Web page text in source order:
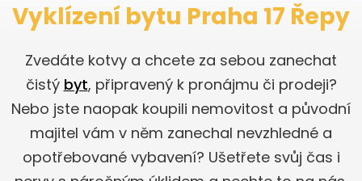
Vyklízení bytu Praha 17 Řepy
Zvedáte kotvy a chcete za sebou zanechat
čistý byt, připravený k pronájmu či prodeji?
Nebo jste naopak koupili nemovitost a původní
majitel vám v něm zanechal nevzhledné a
opotřebované vybavení? Ušetřete svůj čas i